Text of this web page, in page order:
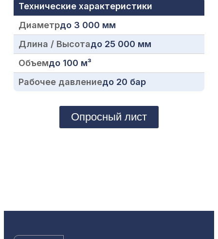
Технические характеристики
Диаметрдо 3 000 мм
Длина / Высотадо 25 000 мм
Объемдо 100 м³
Рабочее давлениедо 20 бар
Опросный лист